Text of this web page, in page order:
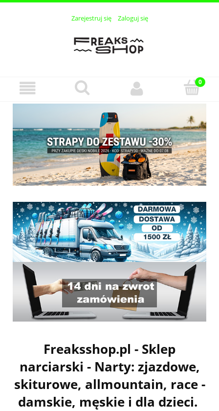
Zarejestruj się Zaloguj się
Freaksshop.pl - Sklep
narciarski - Narty: zjazdowe,
skiturowe, allmountain, race -
damskie, męskie i dla dzieci.